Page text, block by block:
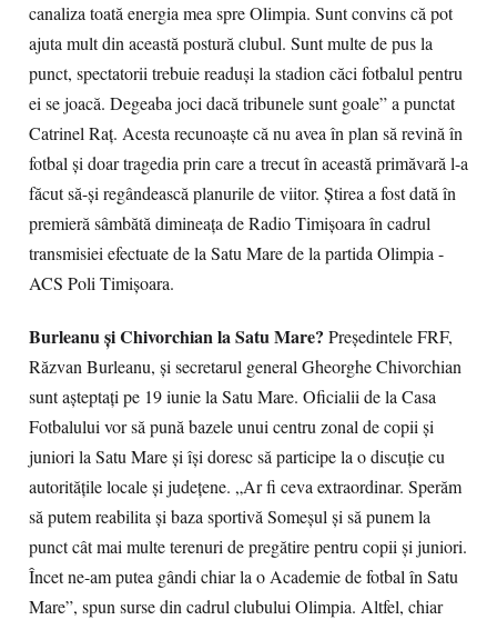
canaliza toată energia mea spre Olimpia. Sunt convins că pot
ajuta mult din această postură clubul. Sunt multe de pus la
punct, spectatorii trebuie readuşi la stadion căci fotbalul pentru
ei se joacă. Degeaba joci dacă tribunele sunt goale” a punctat
Catrinel Raţ. Acesta recunoaşte că nu avea în plan să revină în
fotbal şi doar tragedia prin care a trecut în această primăvară l-a
făcut să-şi regândească planurile de viitor. Ştirea a fost dată în
premieră sâmbătă dimineaţa de Radio Timişoara în cadrul
transmisiei efectuate de la Satu Mare de la partida Olimpia -
ACS Poli Timişoara.
Burleanu şi Chivorchian la Satu Mare? Preşedintele FRF,
Răzvan Burleanu, şi secretarul general Gheorghe Chivorchian
sunt aşteptaţi pe 19 iunie la Satu Mare. Oficialii de la Casa
Fotbalului vor să pună bazele unui centru zonal de copii şi
juniori la Satu Mare şi îşi doresc să participe la o discuţie cu
autorităţile locale şi judeţene. „Ar fi ceva extraordinar. Sperăm
să putem reabilita şi baza sportivă Someşul şi să punem la
punct cât mai multe terenuri de pregătire pentru copii şi juniori.
Încet ne-am putea gândi chiar la o Academie de fotbal în Satu
Mare”, spun surse din cadrul clubului Olimpia. Altfel, chiar